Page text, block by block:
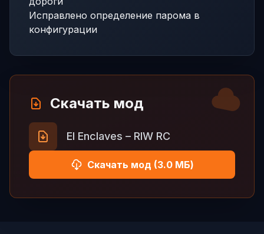
Исправлено определение парома в
конфигурации
Скачать мод
El Enclaves – RIW RC
Скачать мод (3.0 МБ)